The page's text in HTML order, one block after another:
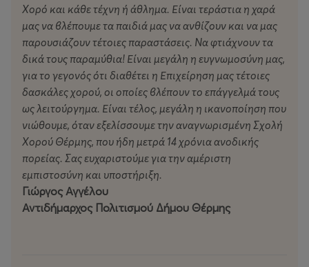
Χορό και κάθε τέχνη ή άθλημα. Είναι τεράστια η χαρά
μας να βλέπουμε τα παιδιά μας να ανθίζουν και να μας
παρουσιάζουν τέτοιες παραστάσεις. Να φτιάχνουν τα
δικά τους παραμύθια! Είναι μεγάλη η ευγνωμοσύνη μας,
για το γεγονός ότι διαθέτει η Επιχείρηση μας τέτοιες
δασκάλες χορού, οι οποίες βλέπουν το επάγγελμά τους
ως λειτούργημα. Είναι τέλος, μεγάλη η ικανοποίηση που
νιώθουμε, όταν εξελίσσουμε την αναγνωρισμένη Σχολή
Χορού Θέρμης, που ήδη μετρά 14 χρόνια ανοδικής
πορείας. Σας ευχαριστούμε για την αμέριστη
εμπιστοσύνη και υποστήριξη.
Γιώργος Αγγέλου
Αντιδήμαρχος Πολιτισμού Δήμου Θέρμης